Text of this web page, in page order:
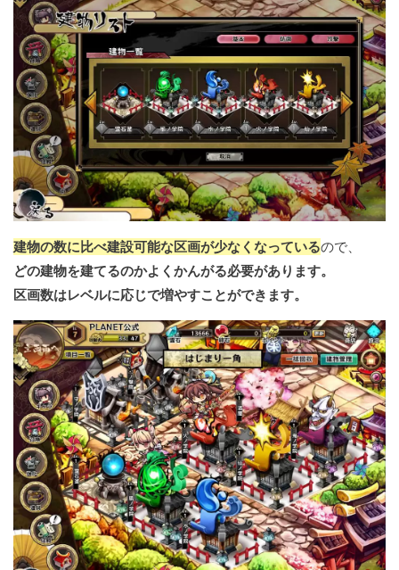
建物の数に比べ建設可能な区画が少なくなっているので、
どの建物を建てるのかよくかんがる必要があります。
区画数はレベルに応じで増やすことができます。